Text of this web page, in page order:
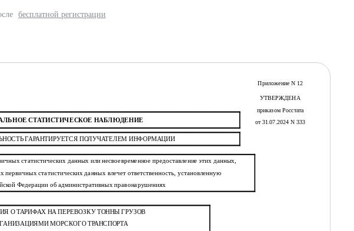
бесплатной регистрации
Приложение N 12
УТВЕРЖДЕНА
приказом Росстата
от 31.07.2024 N 333
СТАТИСТИЧЕСКОЕ НАБЛЮДЕНИЕ
ГАРАНТИРУЕТСЯ ПОЛУЧАТЕЛЕМ ИНФОРМАЦИИ
статистических данных или несвоевременное предоставление этих данных,
первичных статистических данных влечет ответственность, установленную
Федерации об административных правонарушениях
О ТАРИФАХ НА ПЕРЕВОЗКУ ТОННЫ ГРУЗОВ
МОРСКОГО ТРАНСПОРТА